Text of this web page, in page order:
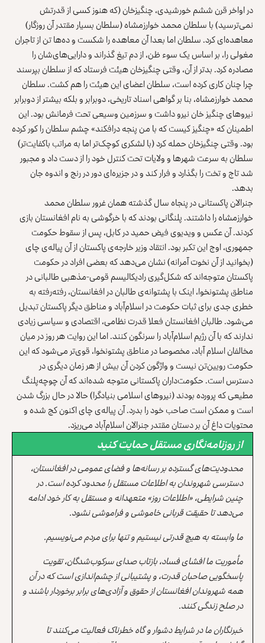
در اواخر قرن ششم خورشیدی، چنگیزخان (که هنوز کسی از قدرتش
نمی‌ترسید) با سلطان محمد خوارزمشاه (سلطان بسیار مقتدر آن روزگار)
معاهده‌ای کرد. سلطان اما بعدا آن معاهده را شکست و ده‌ها تن از تاجران
مغولی را، بر اساس یک سوء ظن، از دم تیغ گذراند و دارایی‌های‌شان را
مصادره کرد. بدتر از آن، وقتی چنگیزخان هیئت فرستاد که از سلطان بپرسند
چرا چنان کاری کرده است، سلطان اعضای این هیئت را هم کشت. سلطان
محمد خوارزمشاه، بنا بر گواهی اسناد تاریخی، دوبرابر و بلکه بیشتر از دوبرابر
نیروهای چنگیز خان نیرو داشت و سرزمین وسیعی تحت فرمانش بود. این
اطمینان که «چنگیز کیست که با من پنجه درافکند» چشم سلطان را کور کرده
بود. وقتی چنگیزخان حمله کرد (با لشکری کوچک‌تر اما به مراتب باکفایت‌تر)
سلطان به سرعت شهرها و ولایات تحت کنترل خود را از دست داد و مجبور
شد تاج و تخت را بگذارد و فرار کند و در جزیره‌ای دور در رنج و اندوه جان
بدهد.
جنرالان پاکستانی در پنجاه سال گذشته همان غرور سلطان محمد
خوارزمشاه را داشتند. پلنگانی بودند که با خرگوشی به نام افغانستان بازی
کردند. آن عکس و ویدیوی فیض حمید در کابل، پس از سقوط حکومت
جمهوری، اوج این تکبر بود. انتقاد وزیر خارجه‌ی پاکستان از آن پیاله‌ی چای
(بخوانید از آن نخوت آمرانه) نشان می‌دهد که بعضی افراد در حکومت
پاکستان متوجه‌اند که شکل‌گیری رادیکالیسم قومی-مذهبی طالبانی در
مناطق پشتونخوا، اینک با پشتوانه‌ی طالبان در افغانستان، رفته‌رفته به
خطری جدی برای ثبات حکومت در اسلام‌آباد و مناطق دیگر پاکستان تبدیل
می‌شود. طالبان افغانستان فعلا قدرت نظامی، اقتصادی و سیاسی زیادی
ندارند که با آن رژیم اسلام‌آباد را سرنگون کنند. اما این روایت هر روز در میان
مخالفان اسلام آباد، مخصوصا در مناطق پشتونخوا، قوی‌تر می‌شود که این
حکومت رویین‌تن نیست و واژگون کردن آن بیش از هر زمان دیگری در
دسترس است. حکومت‌داران پاکستانی متوجه شده‌اند که آن چوچه‌پلنگ
مطیعی که پرورده بودند (نیروهای اسلامی بنیادگرا) حالا در حال بزرگ شدن
است و ممکن است صاحب خود را بدرد. آن پیاله‌ی چای اکنون کج شده و
محتویات داغ آن بر دستان مقتدر جنرالان اسلام‌آباد می‌ریزد.
از روزنامه‌نگاری مستقل حمایت کنید
محدودیت‌های گسترده بر رسانه‌ها و فضای عمومی در افغانستان،
دسترسی شهروندان به اطلاعات مستقل را محدود کرده است. در
چنین شرایطی، «اطلاعات روز» متعهدانه و مستقل به کار خود ادامه
می‌دهد تا حقیقت قربانی خاموشی و فراموشی نشود.
ما وابسته به هیچ قدرتی نیستیم و تنها برای مردم می‌نویسیم.
مأموریت ما افشای فساد، بازتاب صدای سرکوب‌شدگان، تقویت
پاسخگویی صاحبان قدرت، و پشتیبانی از چشم‌اندازی است که در آن
همه شهروندان افغانستان از حقوق و آزادی‌های برابر برخوردار باشند و
در صلح زندگی کنند.
خبرنگاران ما در شرایط دشوار و گاه خطرناک فعالیت می‌کنند تا